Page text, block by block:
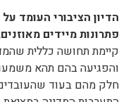
הדיון הציבורי העומד
פתרונות מיידים
קיימת תחושה כללית
והפגיעה בהם תהא
חלק מהם בעוד